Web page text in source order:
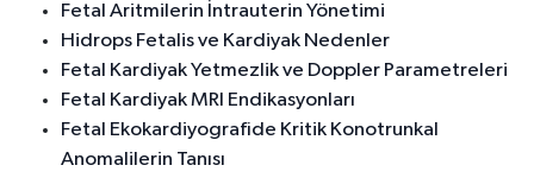
Fetal Aritmilerin İntrauterin Yönetimi
Hidrops Fetalis ve Kardiyak Nedenler
Fetal Kardiyak Yetmezlik ve Doppler Parametreleri
Fetal Kardiyak MRI Endikasyonları
Fetal Ekokardiyografide Kritik Konotrunkal
Anomalilerin Tanısı